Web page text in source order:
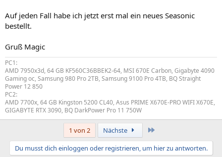
Auf jeden Fall habe ich jetzt erst mal ein neues Seasonic
bestellt.
Gruß Magic
PC1:
AMD 7950x3d, 64 GB KF560C36BBEK2-64, MSI 670E Carbon, Gigabyte 4090
Gaming oc, Samsung 980 Pro 2TB, Samsung 9100 Pro 4TB, BQ Straight
Power 12 850
PC2:
AMD 7700x, 64 GB Kingston 5200 CL40, Asus PRIME X670E-PRO WIFI X670E,
GIGABYTE RTX 3090, BQ DarkPower Pro 11 750W
1 von 2 Nächste
Du musst dich einloggen oder registrieren, um hier zu antworten.